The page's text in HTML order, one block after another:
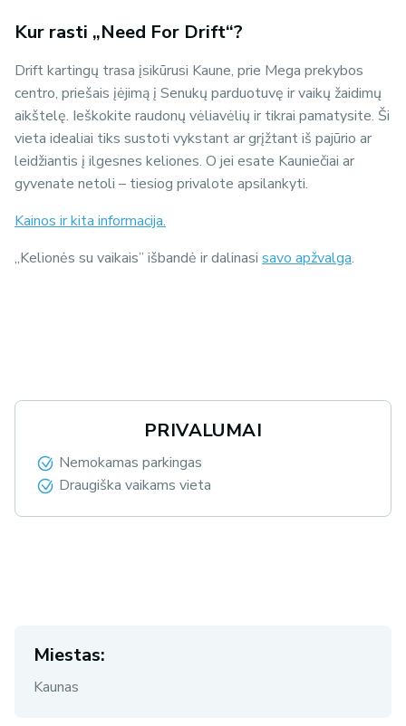
Kur rasti „Need For Drift“?
Drift kartingų trasa įsikūrusi Kaune, prie Mega prekybos
centro, priešais įėjimą į Senukų parduotuvę ir vaikų žaidimų
aikštelę. Ieškokite raudonų vėliavėlių ir tikrai pamatysite. Ši
vieta idealiai tiks sustoti vykstant ar grįžtant iš pajūrio ar
leidžiantis į ilgesnes keliones. O jei esate Kauniečiai ar
gyvenate netoli – tiesiog privalote apsilankyti.
Kainos ir kita informacija.
„Kelionės su vaikais” išbandė ir dalinasi savo apžvalga.
PRIVALUMAI
Nemokamas parkingas
Draugiška vaikams vieta
Miestas:
Kaunas